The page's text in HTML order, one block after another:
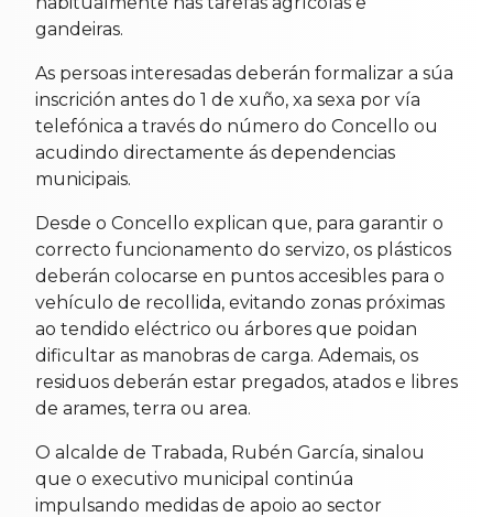
gandeiras.
As persoas interesadas deberán formalizar a súa
inscrición antes do 1 de xuño, xa sexa por vía
telefónica a través do número do Concello ou
acudindo directamente ás dependencias
municipais.
Desde o Concello explican que, para garantir o
correcto funcionamento do servizo, os plásticos
deberán colocarse en puntos accesibles para o
vehículo de recollida, evitando zonas próximas
ao tendido eléctrico ou árbores que poidan
dificultar as manobras de carga. Ademais, os
residuos deberán estar pregados, atados e libres
de arames, terra ou area.
O alcalde de Trabada, Rubén García, sinalou
que o executivo municipal continúa
impulsando medidas de apoio ao sector